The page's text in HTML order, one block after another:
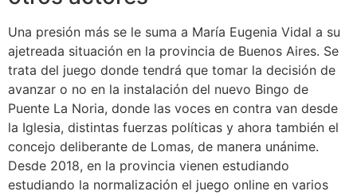
Una presión más se le suma a María Eugenia Vidal a su
ajetreada situación en la provincia de Buenos Aires. Se
trata del juego donde tendrá que tomar la decisión de
avanzar o no en la instalación del nuevo Bingo de
Puente La Noria, donde las voces en contra van desde
la Iglesia, distintas fuerzas políticas y ahora también el
concejo deliberante de Lomas, de manera unánime.
Desde 2018, en la provincia vienen estudiando
estudiando la normalización el juego online en varios